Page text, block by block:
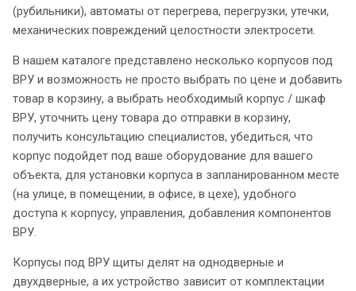
(рубильники), автоматы от перегрева, перегрузки, утечки,
механических повреждений целостности электросети.
В нашем каталоге представлено несколько корпусов под
ВРУ и возможность не просто выбрать по цене и добавить
товар в корзину, а выбрать необходимый корпус / шкаф
ВРУ, уточнить цену товара до отправки в корзину,
получить консультацию специалистов, убедиться, что
корпус подойдет под ваше оборудование для вашего
объекта, для установки корпуса в запланированном месте
(на улице, в помещении, в офисе, в цехе), удобного
доступа к корпусу, управления, добавления компонентов
ВРУ.
Корпусы под ВРУ щиты делят на однодверные и
двухдверные, а их устройство зависит от комплектации